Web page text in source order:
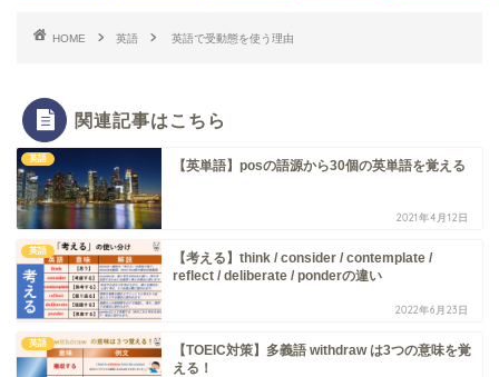
HOME 英語 英語で受動態を使う理由
関連記事はこちら
英語 【英単語】posの語源から30個の英単語を覚える
2021年4月12日
英語
【考える】think / consider / contemplate /
reflect / deliberate / ponderの違い
2022年6月23日
英語
【TOEIC対策】多義語 withdraw は3つの意味を覚
える！